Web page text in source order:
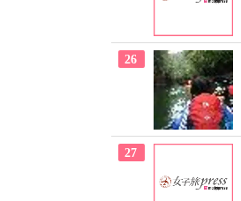
26
27